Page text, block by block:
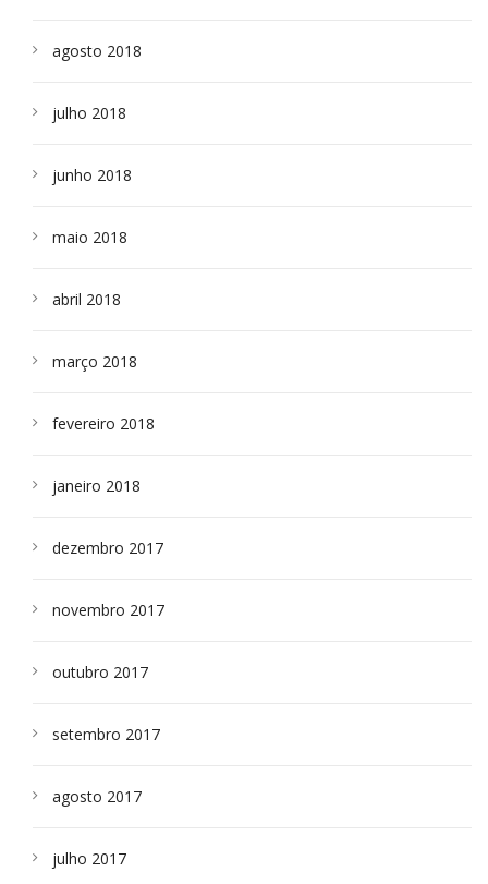
agosto 2018
julho 2018
junho 2018
maio 2018
abril 2018
março 2018
fevereiro 2018
janeiro 2018
dezembro 2017
novembro 2017
outubro 2017
setembro 2017
agosto 2017
julho 2017